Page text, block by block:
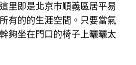
里即是北京市順義區居平易
有的的生涯空間。只要當氣
夠坐在門口的椅子上曬曬太